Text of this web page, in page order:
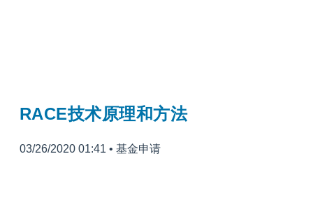
RACE技术原理和方法
03/26/2020 01:41 • 基金申请